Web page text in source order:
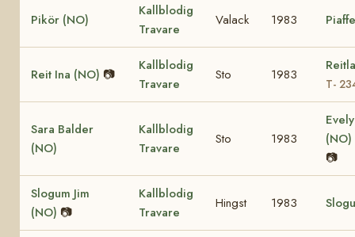
Pikör (NO)
Kallblodig
Travare
Valack 1983
Reit Ina (NO) 📷
Kallblodig
Travare
Sto 1983
T-
Sara Balder
(NO)
Kallblodig
Travare
Sto 1983
(NO)
📷
Slogum Jim
(NO) 📷
Kallblodig
Travare
Hingst 1983